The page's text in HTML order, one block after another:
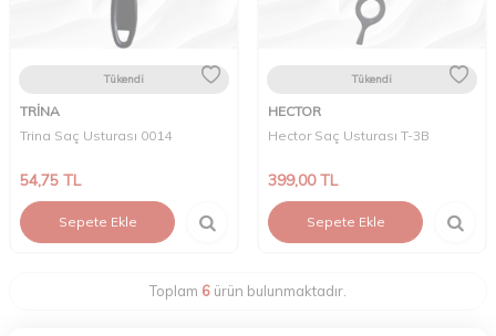
Tükendi
TRİNA
Trina Saç Usturası 0014
54,75 TL
Sepete Ekle
Tükendi
HECTOR
Hector Saç Usturası T-3B
399,00TL
Sepete Ekle
Toplam 6 ürün bulunmaktadır.